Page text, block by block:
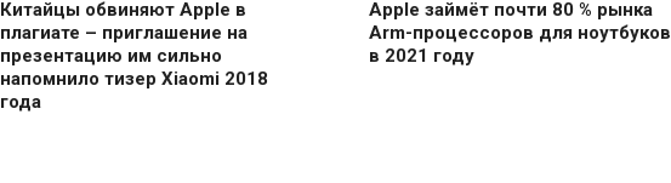
Китайцы обвиняют Apple в
плагиате – приглашение на
презентацию им сильно
напомнило тизер Xiaomi 2018
года
Apple займёт почти 80 % рынка
Arm-процессоров для ноутбуков
в 2021 году